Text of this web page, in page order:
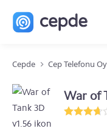
Cepde Cep Telefonu
War of